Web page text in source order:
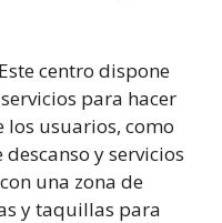
centro dispone
para hacer
los usuarios, como
y servicios
una zona de
y taquillas para